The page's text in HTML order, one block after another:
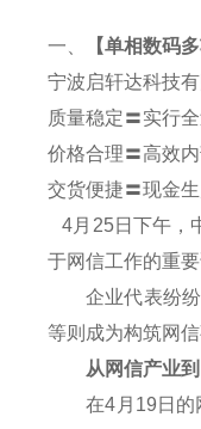
一、 【单相数码
宁波启轩达科技
质量稳定〓实行
价格合理〓高效
交货便捷〓现金
4月25日下午，
于网信工作的重
企业代表纷纷表
等则成为构筑网
从网信产业到
在4月19日的网